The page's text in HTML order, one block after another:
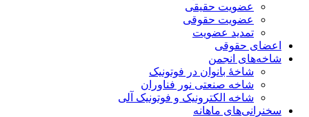
عضویت حقیقی
عضویت حقوقی
تمدید عضویت
اعضای حقوقی
شاخه‌های انجمن
شاخۀ بانوان در فوتونیک
شاخه صنعتی نور فناوران
شاخه‌ الکترونیک و فوتونیک آلی
سخنرانی‌های ماهانه